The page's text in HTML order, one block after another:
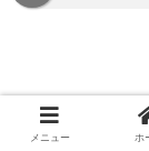
2024年（
メニュー ホ